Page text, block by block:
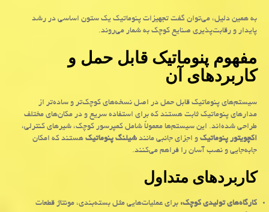
به همین دلیل، می‌توان گفت تجهیزات پنوماتیک یک ستون اساسی در رشد
پایدار و رقابت‌پذیری صنایع کوچک به شمار می‌روند.
مفهوم پنوماتیک قابل حمل و
کاربردهای آن
سیستم‌های پنوماتیک قابل حمل در اصل نسخه‌های کوچک‌تر و ساده‌تر از
مدارهای پنوماتیک ثابت هستند که برای استفاده سریع و در مکان‌های مختلف
طراحی شده‌اند. این سیستم‌ها معمولاً شامل کمپرسور کوچک، شیرهای کنترلی،
اکچویتور پنوماتیکو اجزای جانبی مانندشیلنگ پنوماتیکهستند که امکان
جابه‌جایی و نصب آسان را فراهم می‌کنند.
کاربردهای متداول
کارگاه‌های تولیدی کوچک: برای عملیات‌هایی مثل بسته‌بندی، مونتاژ قطعات